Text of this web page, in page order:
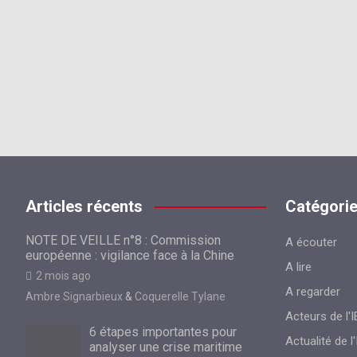
Articles récents
NOTE DE VEILLE n°8 : Commission
européenne : vigilance face à la Chine
2 mois ago
Ambre Signarbieux & Coquerelle Tylane
6 étapes importantes pour
analyser une crise maritime
A écouter
A lire
A regarder
Acteurs de
Actualité de